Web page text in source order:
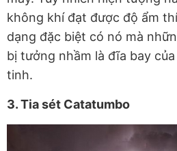
không khí đạt được độ ẩm
dạng đặc biệt có nó mà
bị tưởng nhầm là đĩa bay
tinh.
3. Tia sét Catatumbo